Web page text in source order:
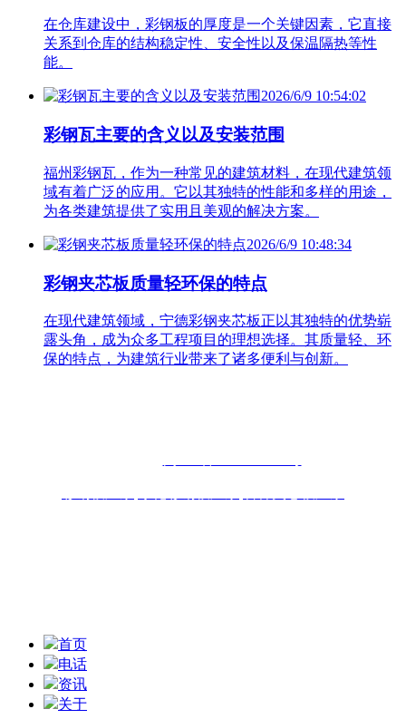
在仓库建设中，彩钢板的厚度是一个关键因素，它直接
关系到仓库的结构稳定性、安全性以及保温隔热等性
能。
2026/6/9 10:54:02
彩钢瓦主要的含义以及安装范围
福州彩钢瓦，作为一种常见的建筑材料，在现代建筑领
域有着广泛的应用。它以其独特的性能和多样的用途，
为各类建筑提供了实用且美观的解决方案。
2026/6/9 10:48:34
彩钢夹芯板质量轻环保的特点
在现代建筑领域，宁德彩钢夹芯板正以其独特的优势崭
露头角，成为众多工程项目的理想选择。其质量轻、环
保的特点，为建筑行业带来了诸多便利与创新。
首页
电话
资讯
关于